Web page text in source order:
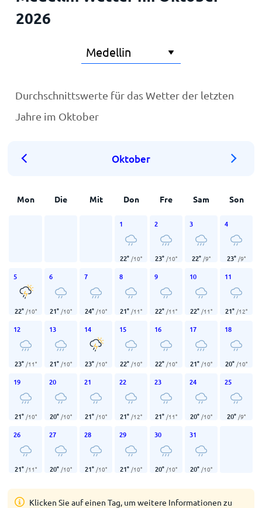
2026
Durchschnittswerte für das Wetter der letzten
Jahre im Oktober
Oktober
Mon Die Mit Don Fre Sam Son
1
22° /10°
2
23° /10°
3
22° /9°
4
23° /9°
5
22° /10°
6
21° /10°
7
24° /10°
8
21° /11°
9
22° /11°
10
22° /11°
11
21° /12°
12
23° /11°
13
21° /10°
14
23° /10°
15
22° /10°
16
22° /10°
17
21° /10°
18
20° /10°
19
21° /10°
20
20° /10°
21
21° /10°
22
21° /12°
23
21° /11°
24
20° /10°
25
20° /9°
26
21° /11°
27
20° /10°
28
21° /10°
29
21° /10°
30
20° /10°
31
20° /10°
Klicken Sie auf einen Tag, um weitere Informationen zu